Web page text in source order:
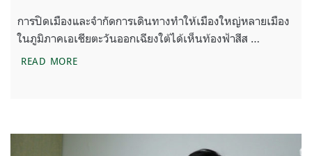
การปิดเมืองและจำกัดการเดินทางทำให้เมืองใหญ่หลายเมือง
ในภูมิภาคเอเชียตะวันออกเฉียงใต้ได้เห็นท้องฟ้าสีส …
READ MOREเอเชียตะวันออกเฉียงใต้ในวันไร้มลภาวะทางอากาศ